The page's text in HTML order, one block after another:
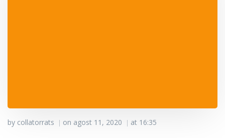
by collatorrats | on agost 11, 2020 | at 16:35